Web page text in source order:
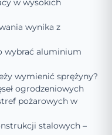
w wysokich
wynika z
wybrać aluminium
wymienić sprężyny?
ogrodzeniowych
pożarowych w
stalowych –